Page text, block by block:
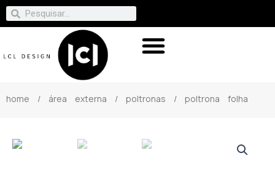
home / área externa / poltronas / poltrona folha